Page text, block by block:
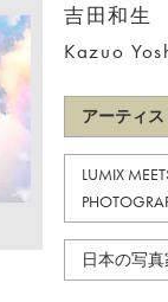
吉田和生
Kazuo
アーティス
LUMIX
日本の写真